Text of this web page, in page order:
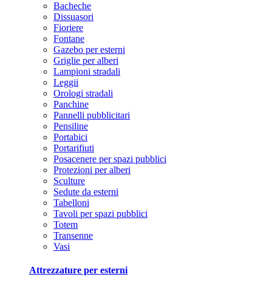
Bacheche
Dissuasori
Fioriere
Fontane
Gazebo per esterni
Griglie per alberi
Lampioni stradali
Leggii
Orologi stradali
Panchine
Pannelli pubblicitari
Pensiline
Portabici
Portarifiuti
Posacenere per spazi pubblici
Protezioni per alberi
Sculture
Sedute da esterni
Tabelloni
Tavoli per spazi pubblici
Totem
Transenne
Vasi
Attrezzature per esterni